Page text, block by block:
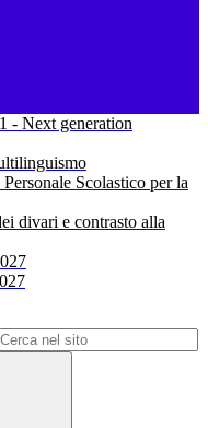
- Next generation
Scolastico per la
divari e contrasto alla